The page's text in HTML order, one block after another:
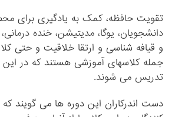
تقویت حافظه، کمک به یادگیری برای
دانشجویان، یوگا، مدیتیشن، خنده
و قیافه شناسی و ارتقا خلاقیت و حتی
جمله کلاسهای آموزشی هستند که در
تدریس می شوند.
دست اندرکاران این دوره ها می گویند